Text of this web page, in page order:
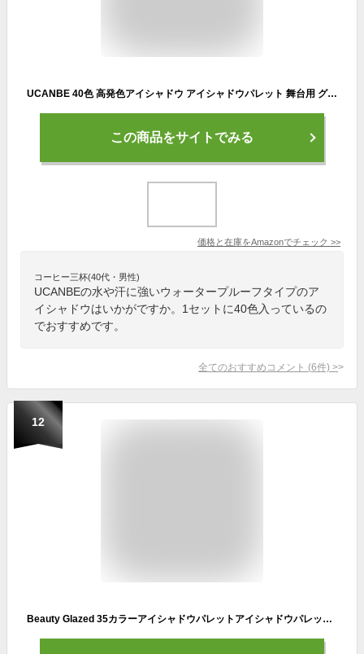
UCANBE 40色 高発色アイシャドウ アイシャドウパレット 舞台用 グリッターラメ メイクアップパレット カラーパレット アイシャドウ 防水長持ち
この商品をサイトでみる
価格と在庫をAmazonでチェック >>
コーヒー三杯(40代・男性)
UCANBEの水や汗に強いウォータープルーフタイプのア
イシャドウはいかがですか。1セットに40色入っているの
でおすすめです。
全てのおすすめコメント (6件) >
12
Beauty Glazed 35カラーアイシャドウパレットアイシャドウパレット アイシャドウ アイシャドー パール/マット 透明感 保湿成分 欧米風 携帯便利 使用簡単 マルチカラー